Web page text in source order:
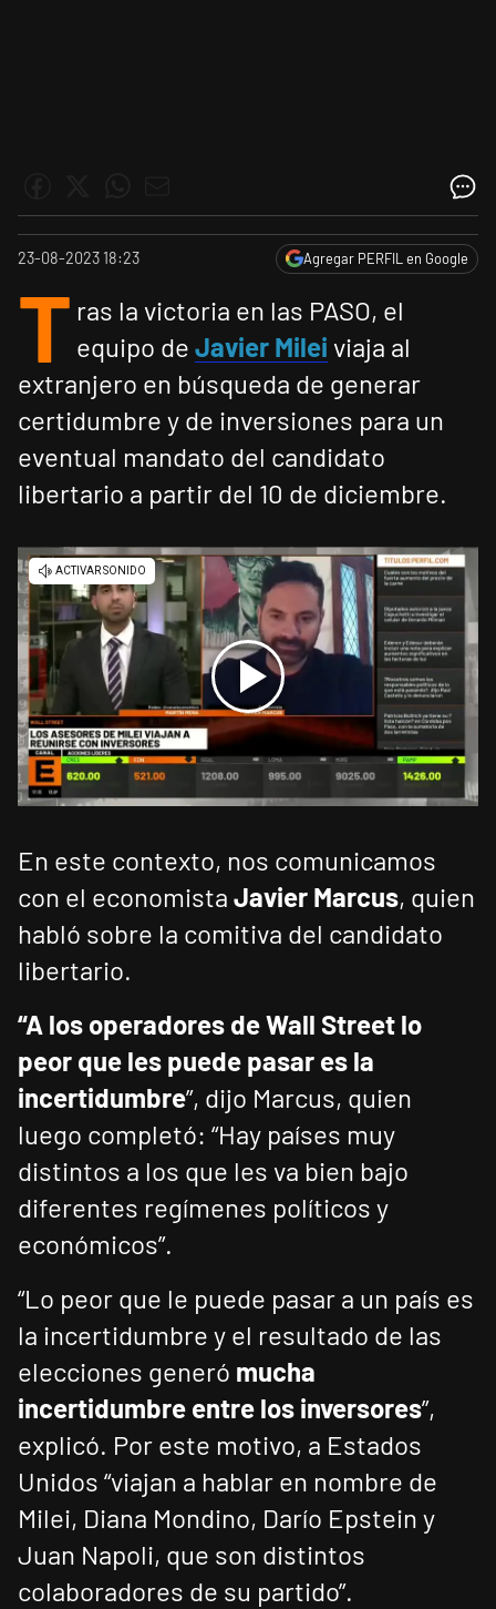
23-08-2023 18:23 Agregar PERFIL en Google
T ras la victoria en las PASO, el
equipo de Javier Milei viaja al
extranjero en búsqueda de generar
certidumbre y de inversiones para un
eventual mandato del candidato
libertario a partir del 10 de diciembre.
En este contexto, nos comunicamos
con el economista Javier Marcus, quien
habló sobre la comitiva del candidato
libertario.
“A los operadores de Wall Street lo
peor que les puede pasar es la
incertidumbre”, dijo Marcus, quien
luego completó: “Hay países muy
distintos a los que les va bien bajo
diferentes regímenes políticos y
económicos”.
“Lo peor que le puede pasar a un país es
la incertidumbre y el resultado de las
elecciones generó mucha
incertidumbre entre los inversores”,
explicó. Por este motivo, a Estados
Unidos “viajan a hablar en nombre de
Milei, Diana Mondino, Darío Epstein y
Juan Napoli, que son distintos
colaboradores de su partido”.